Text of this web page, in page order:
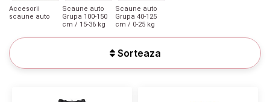
SCAUNE AUTO
Accesorii
scaune auto
Scaune auto
Grupa 100-150
cm / 15-36 kg
Scaune auto
Grupa 40-125
cm / 0-25 kg
Sorteaza